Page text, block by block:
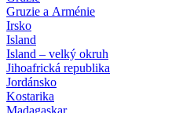
Gruzie a Arménie
Irsko
Island
Island – velký okruh
Jihoafrická republika
Jordánsko
Kostarika
Madagaskar